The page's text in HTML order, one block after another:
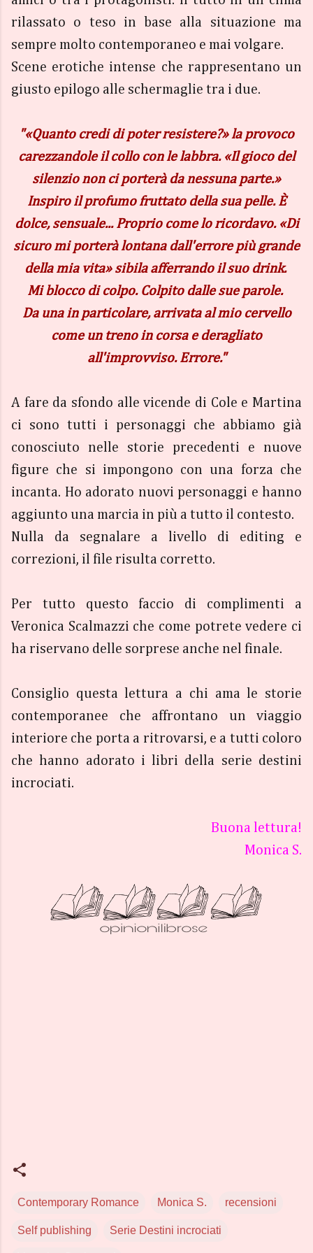
rilassato o teso in base alla situazione ma
sempre molto contemporaneo e mai volgare.
Scene erotiche intense che rappresentano un
giusto epilogo alle schermaglie tra i due.
"«Quanto credi di poter resistere?» la provoco
carezzandole il collo con le labbra. «Il gioco del
silenzio non ci porterà da nessuna parte.»
Inspiro il profumo fruttato della sua pelle. È
dolce, sensuale... Proprio come lo ricordavo. «Di
sicuro mi porterà lontana dall'errore più grande
della mia vita» sibila afferrando il suo drink.
Mi blocco di colpo. Colpito dalle sue parole.
Da una in particolare, arrivata al mio cervello
come un treno in corsa e deragliato
all'improvviso. Errore."
A fare da sfondo alle vicende di Cole e Martina
ci sono tutti i personaggi che abbiamo già
conosciuto nelle storie precedenti e nuove
figure che si impongono con una forza che
incanta. Ho adorato nuovi personaggi e hanno
aggiunto una marcia in più a tutto il contesto.
Nulla da segnalare a livello di editing e
correzioni, il file risulta corretto.
Per tutto questo faccio di complimenti a
Veronica Scalmazzi che come potrete vedere ci
ha riservano delle sorprese anche nel finale.
Consiglio questa lettura a chi ama le storie
contemporanee che affrontano un viaggio
interiore che porta a ritrovarsi, e a tutti coloro
che hanno adorato i libri della serie destini
incrociati.
Buona lettura!
Monica S.
Contemporary Romance Monica S. recensioni
Self publishing Serie Destini incrociati